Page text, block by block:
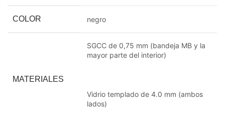
COLOR negro
MATERIALES
SGCC de 0,75 mm (bandeja MB y la
mayor parte del interior)
Vidrio templado de 4.0 mm (ambos
lados)